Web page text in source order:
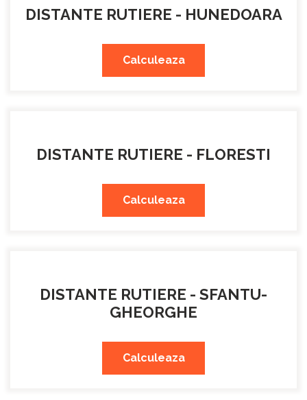
DISTANTE RUTIERE - HUNEDOARA
Calculeaza
DISTANTE RUTIERE - FLORESTI
Calculeaza
DISTANTE RUTIERE - SFANTU-
GHEORGHE
Calculeaza